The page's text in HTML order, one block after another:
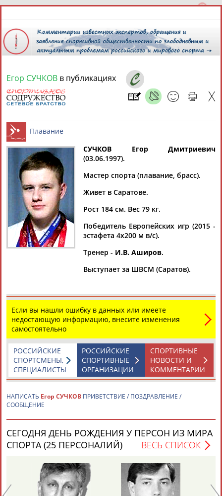
8 августа 2026 года,
СПОРТСМЕНЫ, ТРЕНЕРЫ И СПЕЦИАЛИСТЫ
Найдено: 13181персон Расширенный поиск
Аслаудин
АБАЕВ
Елена
АБАИМОВА
Мария
Тамилла
Рамазан
Ростом
АБАШИДЗЕ
Флюра
АББАТЕ-
БУЛАТОВА
Татьяна
АББЯСОВА
Акжана
Артур
Егор СУЧКОВ в публикациях
Плавание
СУЧКОВ Егор Дмитриевич
(03.06.1997).
Мастер спорта (плавание, брасс).
Живет в Саратове.
Рост 184 см. Вес 79 кг.
Победитель Европейских игр (2015 -
эстафета 4х200 м в/с).
Тренер - И.В. Аширов.
Выступает за ШВСМ (Саратов).
Если вы нашли ошибку в данных или имеете
недостающую информацию, внесите изменения
самостоятельно
СПОРТИВНЫЕ
НОВОСТИ И
КОММЕНТАРИИ
РОССИЙСКИЕ
СПОРТИВНЫЕ
ОРГАНИЗАЦИИ
РОССИЙСКИЕ
СПОРТСМЕНЫ,
СПЕЦИАЛИСТЫ
НАПИСАТЬ Егор СУЧКОВ ПРИВЕТСТВИЕ / ПОЗДРАВЛЕНИЕ /
СООБЩЕНИЕ
СЕГОДНЯ ДЕНЬ РОЖДЕНИЯ У ПЕРСОН ИЗ МИРА
СПОРТА (25 ПЕРСОНАЛИЙ)
ВЕСЬ СПИСОК